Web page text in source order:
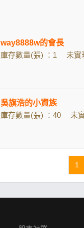
way8888w的會長
庫存數量(張) ：1
未實
吳旗浩的小資族
庫存數量(張) ：40
未
1